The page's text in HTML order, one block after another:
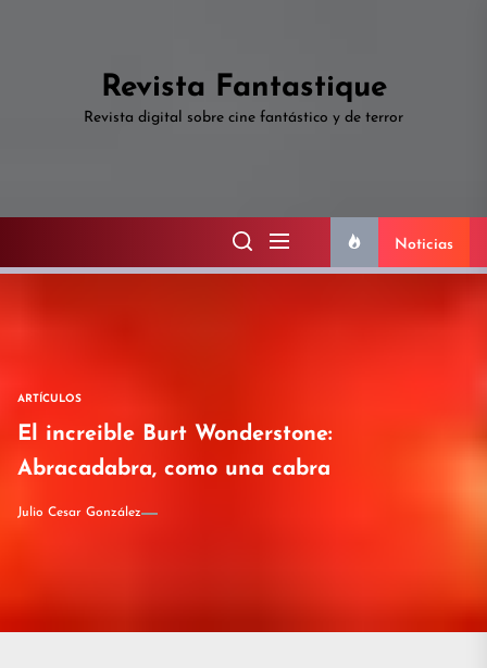
Revista Fantastique
Revista digital sobre cine fantástico y de terror
Noticias
ARTÍCULOS
El increible Burt Wonderstone:
Abracadabra, como una cabra
Julio Cesar González